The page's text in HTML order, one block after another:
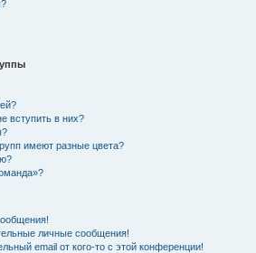
вступить в них?
имеют разные цвета?
личные сообщения!
email от кого-то с этой конференции!